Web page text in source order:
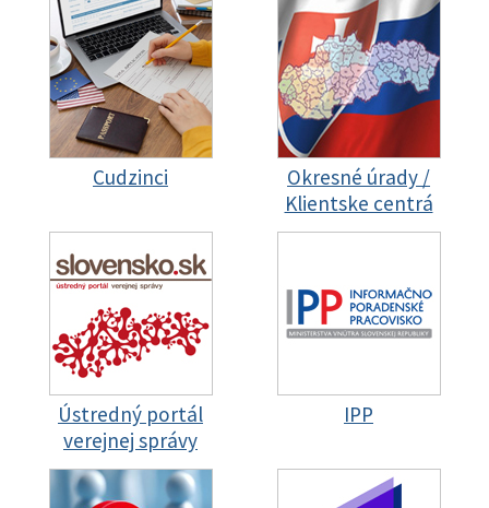
Cudzinci
Okresné úrady /
Klientske centrá
Ústredný portál
verejnej správy
IPP